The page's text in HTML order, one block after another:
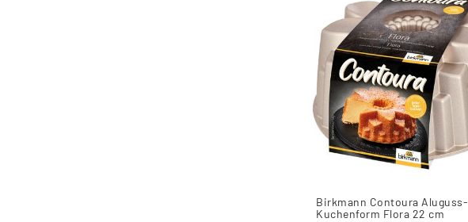
Birkmann Contoura Aluguss-
Kuchenform Flora 22 cm